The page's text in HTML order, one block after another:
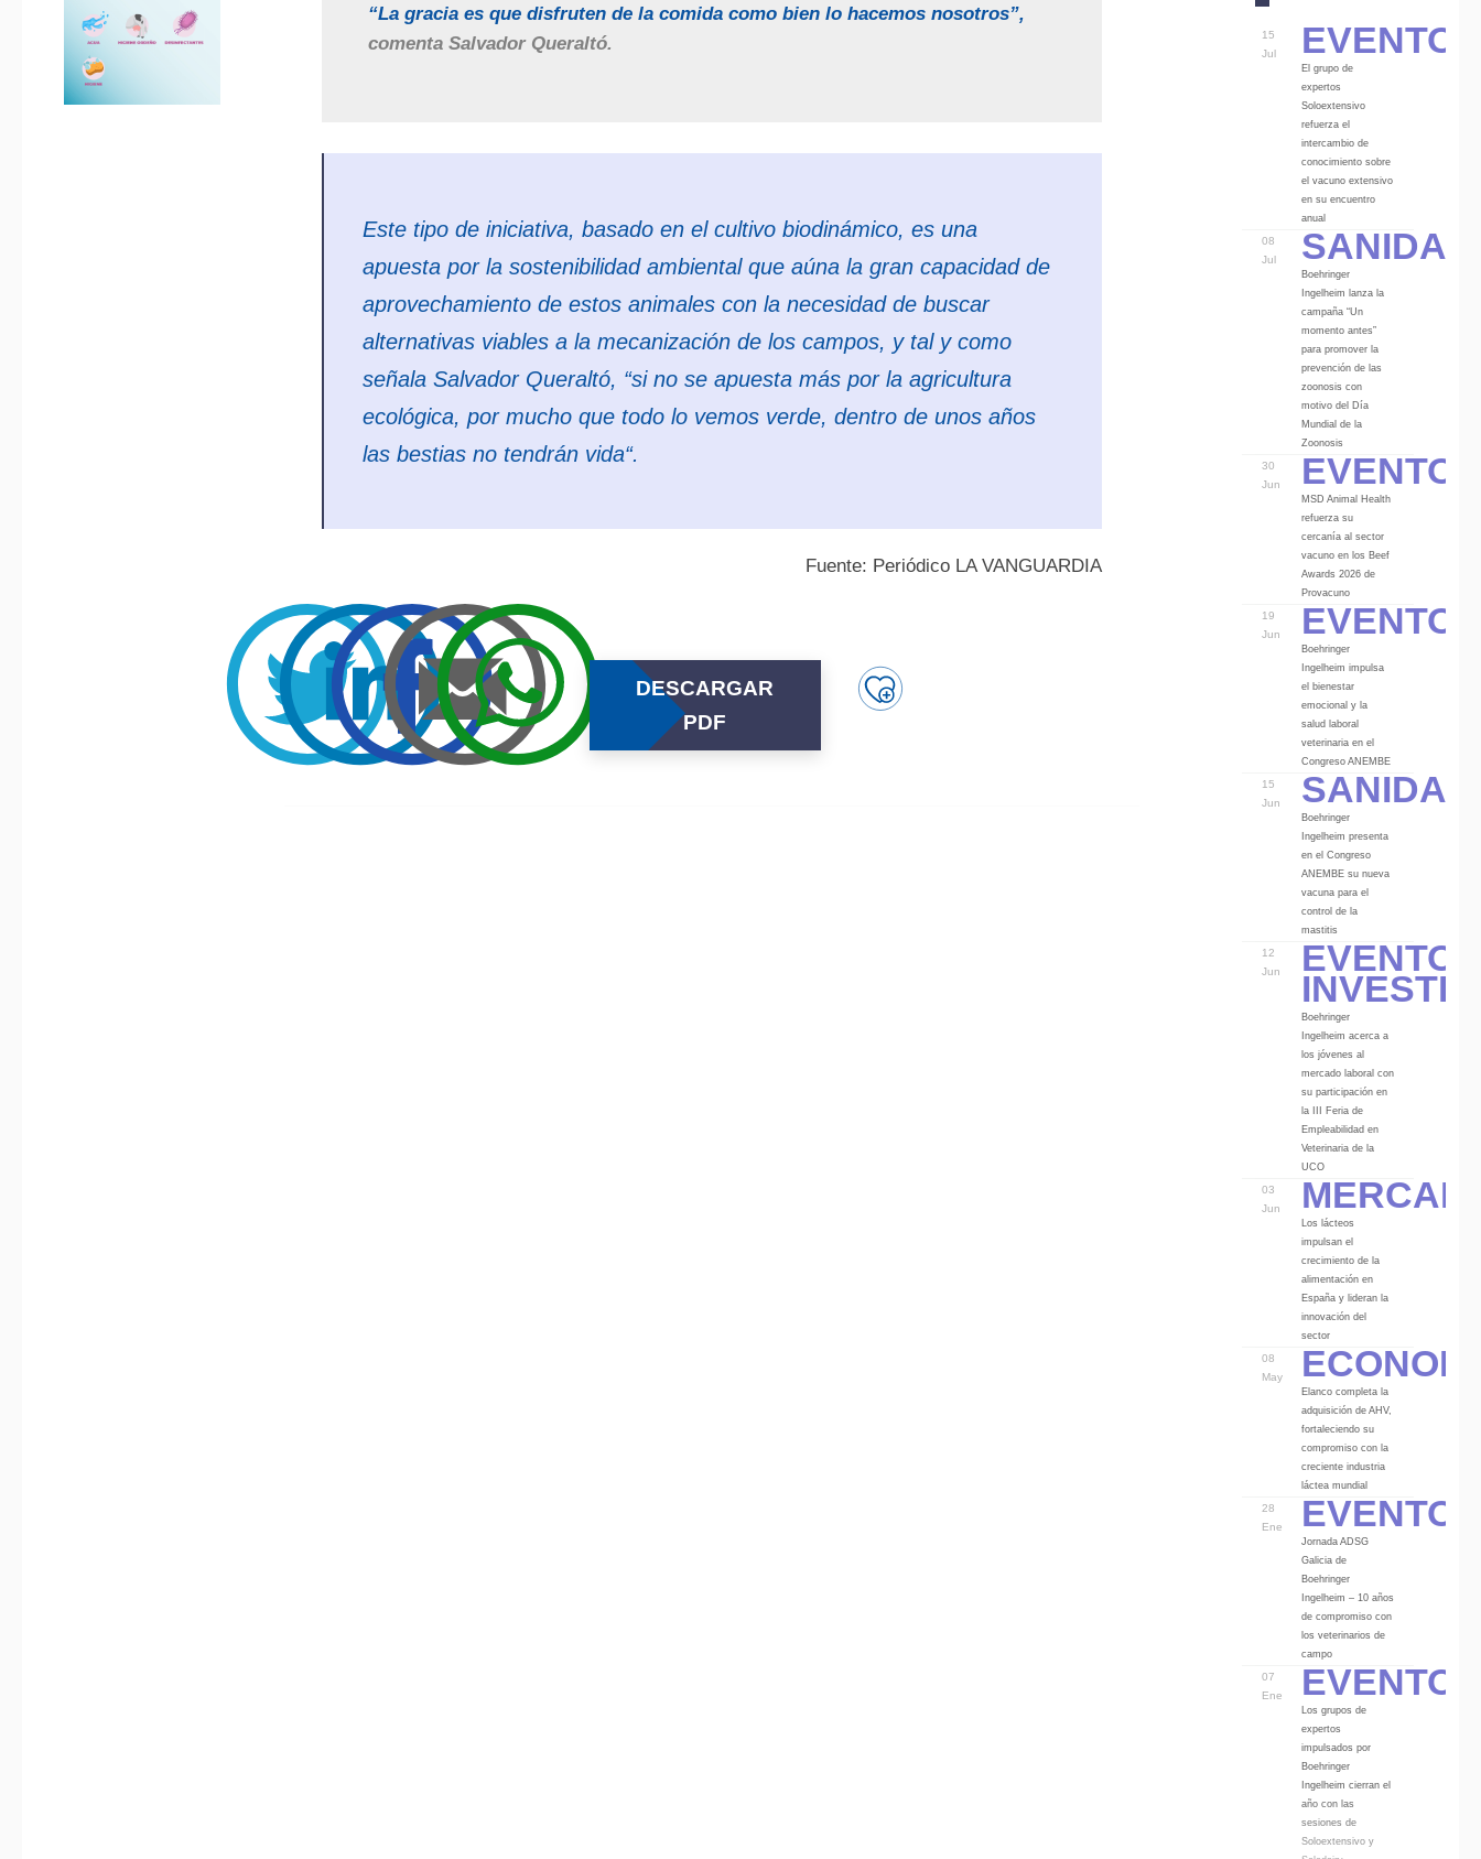
“La gracia es que disfruten de la comida como bien lo hacemos nosotros”,
comenta Salvador Queraltó.
Este tipo de iniciativa, basado en el cultivo biodinámico, es una
apuesta por la sostenibilidad ambiental que aúna la gran capacidad de
aprovechamiento de estos animales con la necesidad de buscar
alternativas viables a la mecanización de los campos, y tal y como
señala Salvador Queraltó, “si no se apuesta más por la agricultura
ecológica, por mucho que todo lo vemos verde, dentro de unos años
las bestias no tendrán vida“.
Fuente: Periódico LA VANGUARDIA
DESCARGAR
PDF
15
Jul
Eventos
El grupo de
expertos
Soloextensivo
refuerza el
intercambio de
conocimiento sobre
el vacuno extensivo
en su encuentro
anual
08
Jul
Sanidad
Boehringer
Ingelheim lanza la
campaña “Un
momento antes”
para promover la
prevención de las
zoonosis con
motivo del Día
Mundial de la
Zoonosis
30
Jun
Eventos
MSD Animal Health
refuerza su
cercanía al sector
vacuno en los Beef
Awards 2026 de
Provacuno
19
Jun
Eventos
Boehringer
Ingelheim impulsa
el bienestar
emocional y la
salud laboral
veterinaria en el
Congreso ANEMBE
15
Jun
Sanidad
Boehringer
Ingelheim presenta
en el Congreso
ANEMBE su nueva
vacuna para el
control de la
mastitis
12
Jun
Eventos
Boehringer
Ingelheim acerca a
los jóvenes al
mercado laboral con
su participación en
la III Feria de
Empleabilidad en
Veterinaria de la
UCO
03
Jun
Los lácteos
impulsan el
crecimiento de la
alimentación en
España y lideran la
innovación del
sector
08
May
Elanco completa la
adquisición de AHV,
fortaleciendo su
compromiso con la
creciente industria
láctea mundial
28
Ene
Eventos
Jornada ADSG
Galicia de
Boehringer
Ingelheim – 10 años
de compromiso con
los veterinarios de
campo
07
Ene
Eventos
Los grupos de
expertos
impulsados por
Boehringer
Ingelheim cierran el
año con las
sesiones de
Soloextensivo y